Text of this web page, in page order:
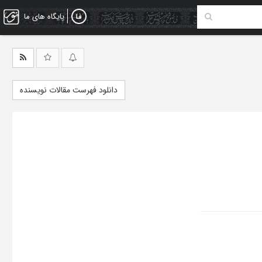
پایگاه های ما
دانلود فهرست مقالات نویسنده